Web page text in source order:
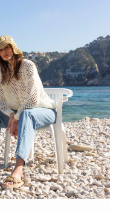
odzieży
w Factoryprce.eu
dbałość o szczegóły,
wzorów i kolorów
trendami.
odzieży która